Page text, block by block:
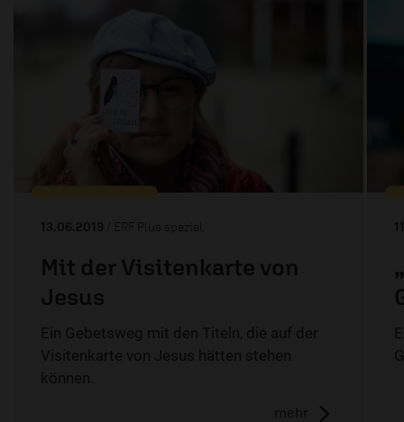
13.06.2019 / ERF Plus spezial
Mit der Visitenkarte von
Jesus
Ein Gebetsweg mit den Titeln, die auf der
Visitenkarte von Jesus hätten stehen
können.
mehr